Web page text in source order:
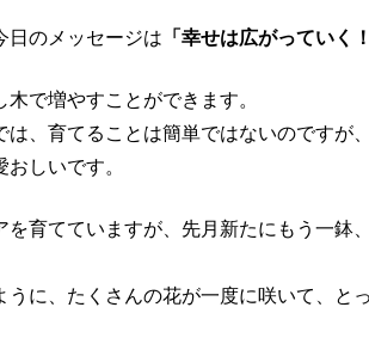
日のメッセージは 「幸せは広がっていく！
で増やすことができます。
は、育てることは簡単ではないのですが
しいです。
を育てていますが、先月新たにもう一鉢
うに、たくさんの花が一度に咲いて、と